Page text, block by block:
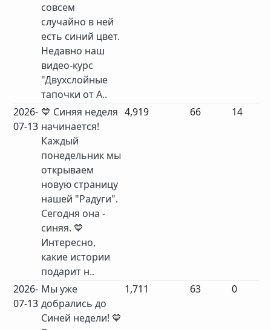
совсем
случайно в ней
есть синий цвет.
Недавно наш
видео-курс
"Двухслойные
тапочки от А..
2026-
07-13
💙 Синяя неделя
начинается!
Каждый
понедельник мы
открываем
новую страницу
нашей "Радуги".
Сегодня она -
синяя. 💙
Интересно,
какие истории
подарит н..
4,919 66 14
2026-
07-13
Мы уже
добрались до
Синей недели! 💙
1,711 63 0